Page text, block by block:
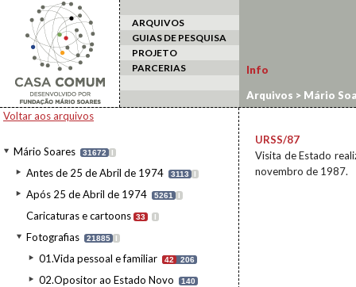
ARQUIVOS
GUIAS DE PESQUISA
PROJETO
PARCERIAS
Voltar aos arquivos
Mário Soares 31672 I
Antes de 25 de Abril de 1974 3113 I
Após 25 de Abril de 1974 5261 I
Caricaturas e cartoons 33 I
Fotografias 21885 I
01.Vida pessoal e familiar 42 206
02.Opositor ao Estado Novo 140
Info
Arquivos > Mário
estrangeiro>URSS/
URSS/87
Visita de Estado
novembro de 1987.